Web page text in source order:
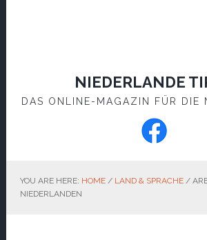
NIEDERLANDE
DAS ONLINE-MAGAZIN FÜR DIE
YOU ARE HERE: HOME / LAND & SPRACHE /
NIEDERLANDEN